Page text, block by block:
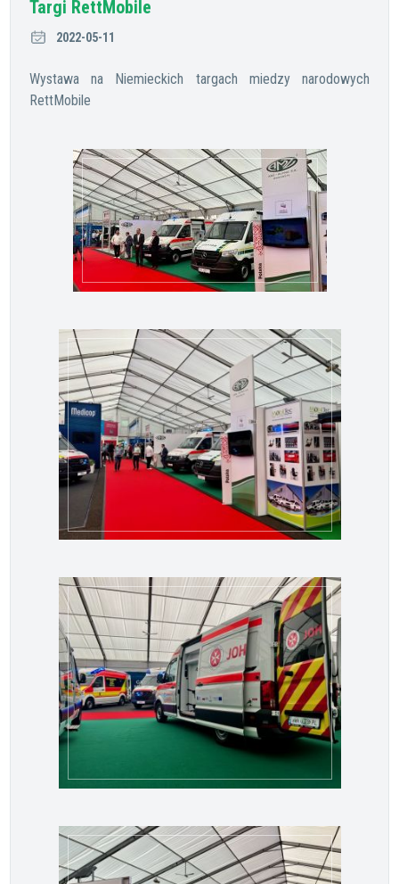
Targi RettMobile
2022-05-11
Wystawa na Niemieckich targach miedzy narodowych
RettMobile